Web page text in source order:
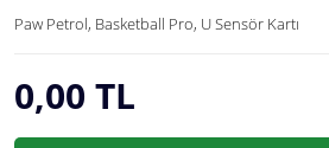
Paw Petrol, Basketball Pro, U Sensör Kartı
0,00 TL